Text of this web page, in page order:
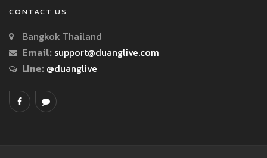
CONTACT US
Bangkok Thailand
Email: support@duanglive.com
Line: @duanglive